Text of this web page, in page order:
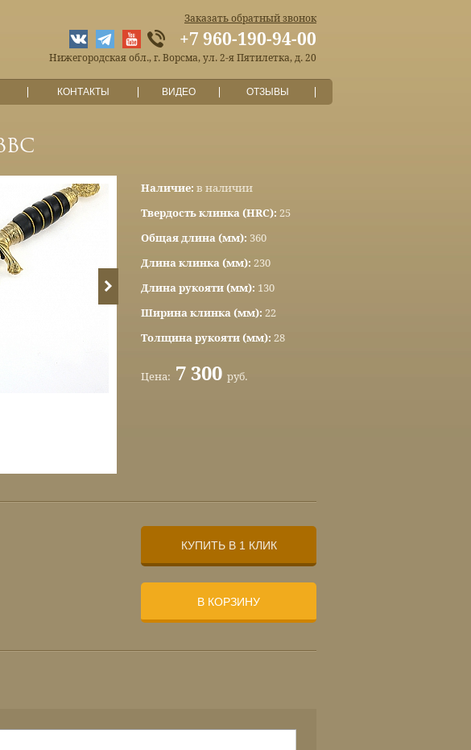
Заказать обратный звонок
+7 960-190-94-00
Нижегородская обл., г. Ворсма, ул. 2-я Пятилетка, д. 20
КОНТАКТЫ ВИДЕО ОТЗЫВЫ
Наличие: в наличии
Твердость клинка (HRC): 25
Общая длина (мм): 360
Длина клинка (мм): 230
Длина рукояти (мм): 130
Ширина клинка (мм): 22
Толщина рукояти (мм): 28
Цена: 7 300 руб.
КУПИТЬ В 1 КЛИК
В КОРЗИНУ